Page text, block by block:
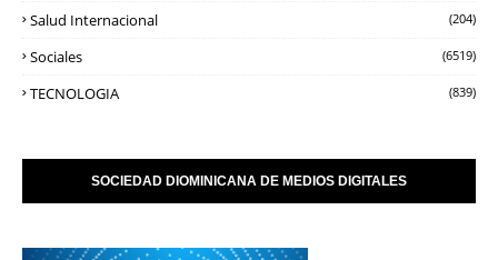
Salud Internacional (204)
Sociales (6519)
TECNOLOGIA (839)
SOCIEDAD DIOMINICANA DE MEDIOS DIGITALES